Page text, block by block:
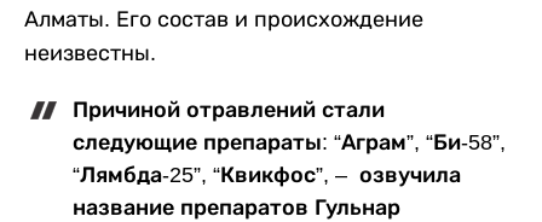
Алматы. Его состав и происхождение
неизвестны.
Причиной отравлений стали
следующие препараты: “Аграм”, “Би-58”,
“Лямбда-25”, “Квикфос”, – озвучила
название препаратов Гульнар